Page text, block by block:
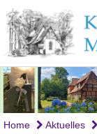
Home Aktuelles